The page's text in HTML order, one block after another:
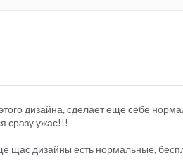
дизайна, сделает ещё себе
сразу ужас!!!
щас дизайны есть нормальные,